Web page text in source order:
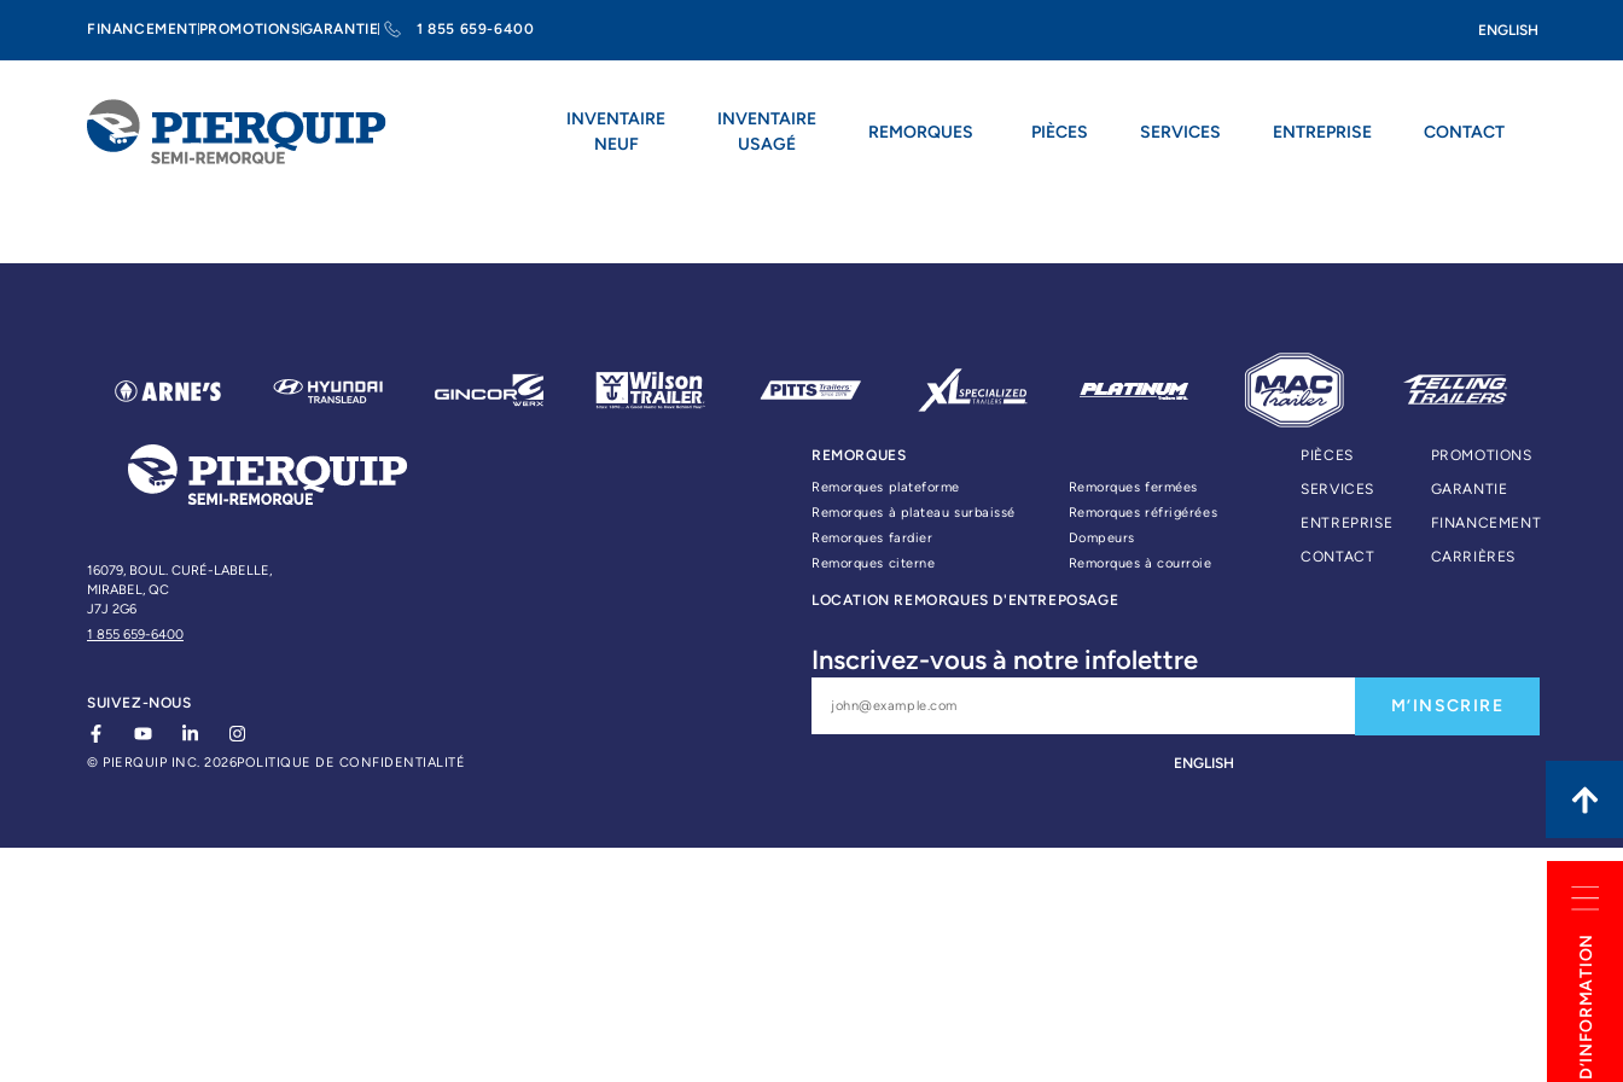
FINANCEMENT PROMOTIONSGARANTIE 1 855 659-6400 ENGLISH
INVENTAIRE
NEUF
INVENTAIRE
USAGÉ
REMORQUES PIÈCES SERVICES ENTREPRISE CONTACT
16079, BOUL. CURÉ-LABELLE,
MIRABEL, QC
J7J 2G6
1 855 659-6400
SUIVEZ-NOUS
REMORQUES
Remorques plateforme
Remorques à plateau surbaissé
Remorques fardier
Remorques citerne
Remorques fermées
Remorques réfrigérées
Dompeurs
Remorques à courroie
PIÈCES
SERVICES
ENTREPRISE
CONTACT
PROMOTIONS
GARANTIE
FINANCEMENT
CARRIÈRES
LOCATION REMORQUES D'ENTREPOSAGE
Inscrivez-vous à notre infolettre
M’INSCRIRE
© PIERQUIP INC. 2026POLITIQUE DE CONFIDENTIALITÉ ENGLISH